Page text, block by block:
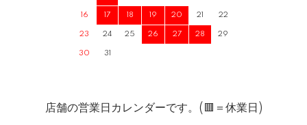
16 17 18 19 20 21 22
23 24 25 26 27 28 29
30 31
店舗の営業日カレンダーです。(🟥＝休業日)